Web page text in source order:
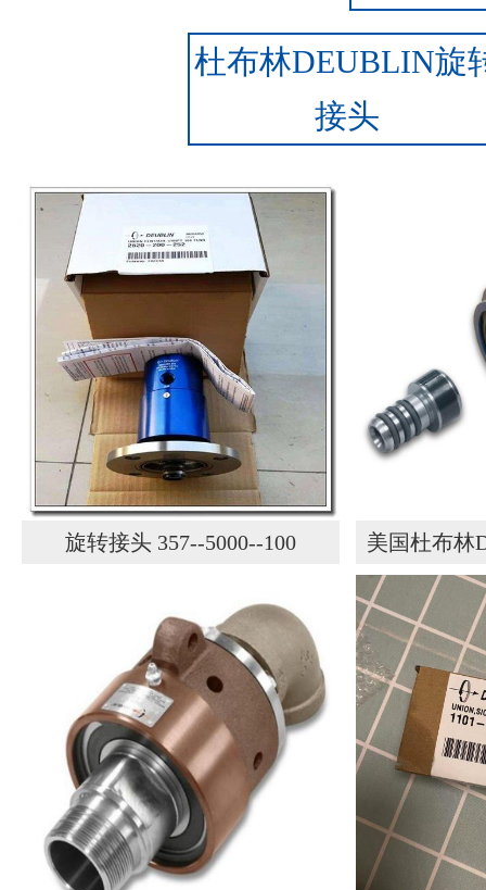
杜布林DEUBLIN旋
接头
旋转接头 357--5000--100
美国杜布林